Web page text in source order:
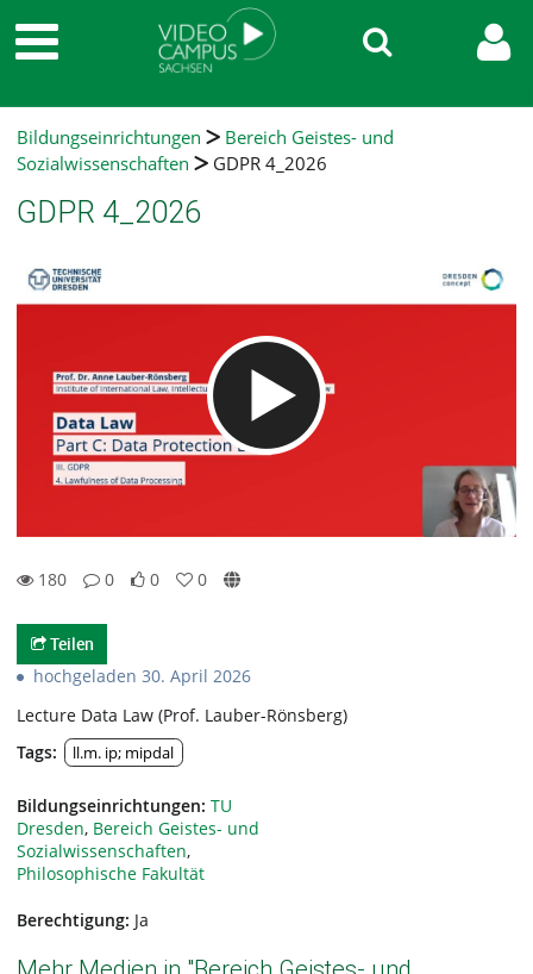
Bildungseinrichtungen
Bereich Geistes- und
Sozialwissenschaften
GDPR 4_2026
GDPR 4_2026
180
0
0
0
Teilen
hochgeladen 30. April 2026
Lecture Data Law (Prof. Lauber-Rönsberg)
Tags:
ll.m. ip; mipdal
Bildungseinrichtungen: TU
Dresden, Bereich Geistes- und
Sozialwissenschaften,
Philosophische Fakultät
Berechtigung: Ja